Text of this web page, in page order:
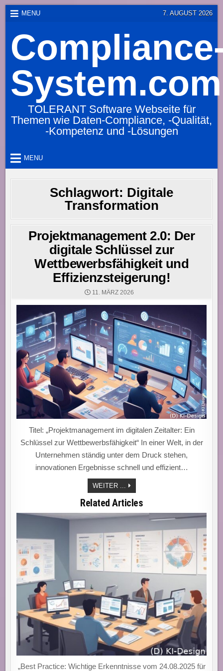
Skip
content
MENU 7. AUGUST 2026
System.com
TOLERANT Software Webseite für
Themen wie Daten-Compliance, -Qualität,
-Kompetenz und -Lösungen
MENU
Schlagwort: Digitale
Transformation
Projektmanagement 2.0: Der
digitale Schlüssel zur
Wettbewerbsfähigkeit und
Effizienzsteigerung!
11. MÄRZ 2026
Titel: „Projektmanagement im digitalen Zeitalter: Ein
Schlüssel zur Wettbewerbsfähigkeit“ In einer Welt, in der
Unternehmen ständig unter dem Druck stehen,
innovationen Ergebnisse schnell und effizient…
WEITER ... PROJEKTMANAGEMENT
2.0:
DER
DIGITALE
SCHLÜSSEL
ZUR
UND
EFFIZIENZSTEIGERUNG!
Related Articles
„Best Practice: Wichtige Erkenntnisse vom 24.08.2025 für